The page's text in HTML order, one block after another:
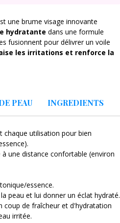
une brume visage innovante
hydratante dans une formule
fusionnent pour délivrer un voile
les irritations et renforce la
comme toner, brume hydratante
une peau fraîche et confortable
sans effet collant et laisse la
l’éclat du teint
la barrière cutanée
profondément
: calment les rougeurs et irritations
PEAU INGREDIENTS
chaque utilisation pour bien
une distance confortable (environ
essence.
peau et lui donner un éclat hydraté.
coup de fraîcheur et d'hydratation
irritée.